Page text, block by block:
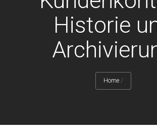
Historie
Home /